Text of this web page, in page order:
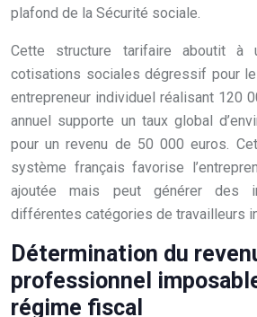
plafond de la Sécurité sociale.
Cette structure tarifaire aboutit
cotisations sociales dégressif pour
entrepreneur individuel réalisant 120
annuel supporte un taux global
pour un revenu de 50 000 euros.
système français favorise
ajoutée mais peut générer des
différentes catégories de travailleurs
Détermination du
professionnel
régime fiscal